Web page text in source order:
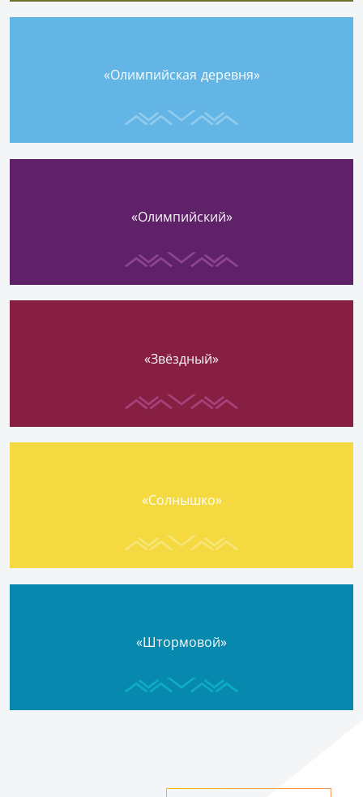
«Олимпийская деревня»
«Олимпийский»
«Звёздный»
«Солнышко»
«Штормовой»